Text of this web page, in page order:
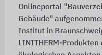
Onlineportal
Gebäude"
Institut in
LINITHERM-